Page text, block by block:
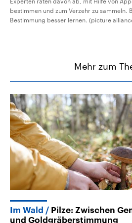
bestimmen und zum Verzehr zu sammeln.
Bestimmung besser lernen. (picture
Mehr zum
Im Wald
Pilze: Zwischen
und Goldgräberstimmung